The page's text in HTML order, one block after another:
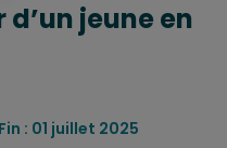
jeune en
: 01 juillet 2025